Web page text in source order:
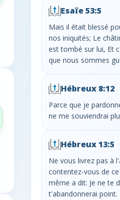
Esaïe 53:5
Mais il était blessé
nos iniquités; Le
est tombé sur lui, Et
que nous sommes
Hébreux 8:12
Parce que je
ne me souviendrai
Hébreux 13:5
Ne vous livrez pas à
contentez-vous de
même a dit: Je ne te
t'abandonnerai point.